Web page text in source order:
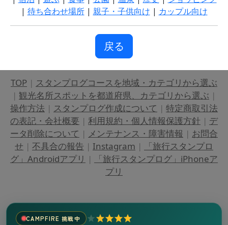
| 待ち合わせ場所| 親子・子供向け | カップル向け
戻る
TOP | スタンプログコースを地域・カテゴリから選ぶ
| 観光名所スポットを都道府県、カテゴリから選ぶ |
操作方法 | スタンプログ作成について | 特定商取引法
の表記・会社概要 | 利用規約・個人情報保護方針 | デ
ータ削除について | メンテナンス・障害情報 | お問合
せ | 不具合の報告 | Instagram |
「旅行スタンプロ
グ」Androidアプリ |
「旅行スタンプログ」iPhoneア
プリ
CAMPFIRE 挑戦中